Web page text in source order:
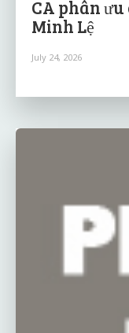
CA phân
Minh Lệ
July 24, 2026